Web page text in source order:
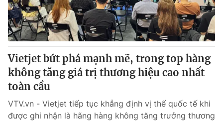
Vietjet bứt phá mạnh mẽ, trong top hàng
không tăng giá trị thương hiệu cao nhất
toàn cầu
VTV.vn - Vietjet tiếp tục khẳng định vị thế quốc tế khi
được ghi nhận là hãng hàng không tăng trưởng thương